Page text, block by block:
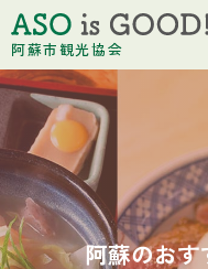
阿蘇市観光協会
阿蘇のお